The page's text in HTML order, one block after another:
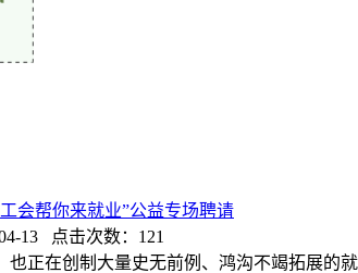
会帮你来就业”公益专场聘请
13 点击次数：121
也正在创制大量史无前例、鸿沟不竭拓展的